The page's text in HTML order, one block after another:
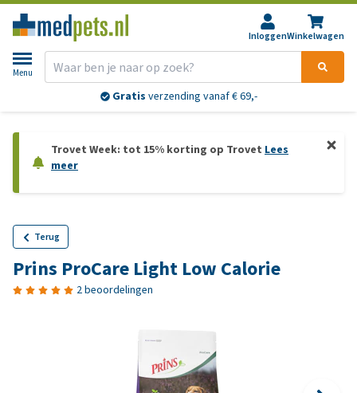
InloggenWinkelwagen
Menu
Gratis verzending vanaf € 69,-
Trovet Week: tot 15% korting op Trovet Lees
meer
Terug
Prins ProCare Light Low Calorie
2 beoordelingen